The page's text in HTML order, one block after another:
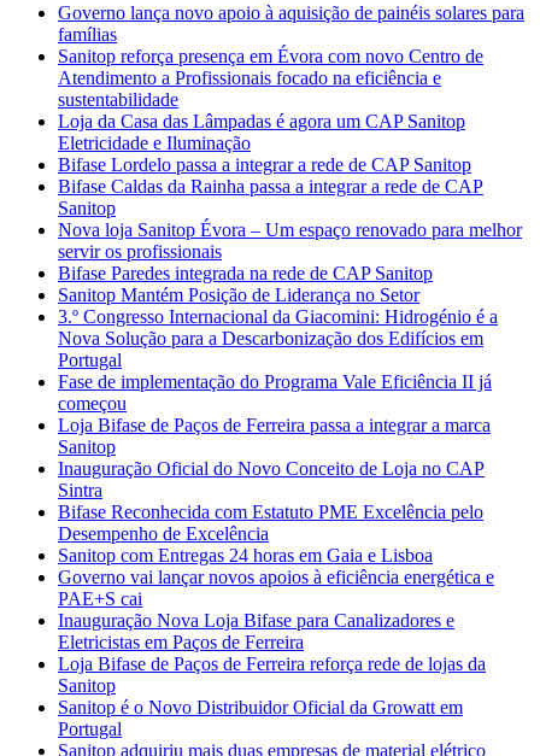
Governo lança novo apoio à aquisição de painéis solares para
famílias
Sanitop reforça presença em Évora com novo Centro de
Atendimento a Profissionais focado na eficiência e
sustentabilidade
Loja da Casa das Lâmpadas é agora um CAP Sanitop
Eletricidade e Iluminação
Bifase Lordelo passa a integrar a rede de CAP Sanitop
Bifase Caldas da Rainha passa a integrar a rede de CAP
Sanitop
Nova loja Sanitop Évora – Um espaço renovado para melhor
servir os profissionais
Bifase Paredes integrada na rede de CAP Sanitop
Sanitop Mantém Posição de Liderança no Setor
3.º Congresso Internacional da Giacomini: Hidrogénio é a
Nova Solução para a Descarbonização dos Edifícios em
Portugal
Fase de implementação do Programa Vale Eficiência II já
começou
Loja Bifase de Paços de Ferreira passa a integrar a marca
Sanitop
Inauguração Oficial do Novo Conceito de Loja no CAP
Sintra
Bifase Reconhecida com Estatuto PME Excelência pelo
Desempenho de Excelência
Sanitop com Entregas 24 horas em Gaia e Lisboa
Governo vai lançar novos apoios à eficiência energética e
PAE+S cai
Inauguração Nova Loja Bifase para Canalizadores e
Eletricistas em Paços de Ferreira
Loja Bifase de Paços de Ferreira reforça rede de lojas da
Sanitop
Sanitop é o Novo Distribuidor Oficial da Growatt em
Portugal
Sanitop adquiriu mais duas empresas de material elétrico